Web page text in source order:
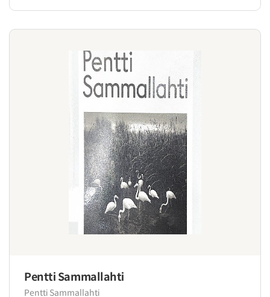
Pentti Sammallahti
Pentti Sammallahti